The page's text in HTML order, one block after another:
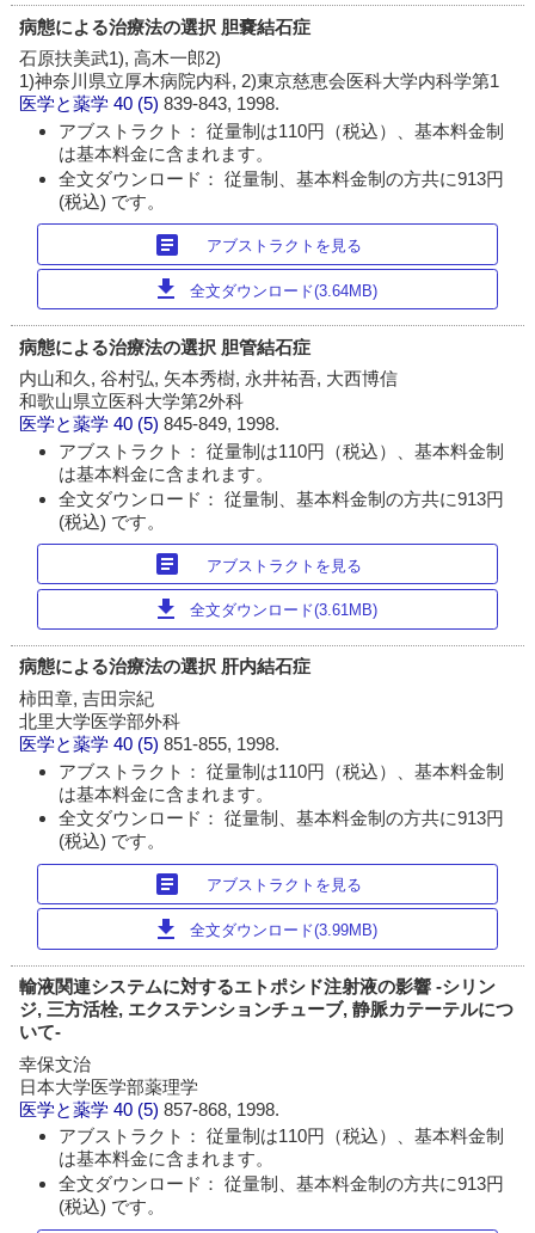
病態による治療法の選択 胆嚢結石症
石原扶美武1), 高木一郎2)
1)神奈川県立厚木病院内科, 2)東京慈恵会医科大学内科学第1
医学と薬学 40 (5)839-843, 1998.
アブストラクト： 従量制は110円（税込）、基本料金制
は基本料金に含まれます。
全文ダウンロード： 従量制、基本料金制の方共に913円
(税込) です。
article アブストラクトを見る
download 全文ダウンロード(3.64MB)
病態による治療法の選択 胆管結石症
内山和久, 谷村弘, 矢本秀樹, 永井祐吾, 大西博信
和歌山県立医科大学第2外科
医学と薬学 40 (5)845-849, 1998.
アブストラクト： 従量制は110円（税込）、基本料金制
は基本料金に含まれます。
全文ダウンロード： 従量制、基本料金制の方共に913円
(税込) です。
article アブストラクトを見る
download 全文ダウンロード(3.61MB)
病態による治療法の選択 肝内結石症
柿田章, 吉田宗紀
北里大学医学部外科
医学と薬学 40 (5)851-855, 1998.
アブストラクト： 従量制は110円（税込）、基本料金制
は基本料金に含まれます。
全文ダウンロード： 従量制、基本料金制の方共に913円
(税込) です。
article アブストラクトを見る
download 全文ダウンロード(3.99MB)
輸液関連システムに対するエトポシド注射液の影響 -シリン
ジ, 三方活栓, エクステンションチューブ, 静脈カテーテルにつ
いて-
幸保文治
日本大学医学部薬理学
医学と薬学 40 (5)857-868, 1998.
アブストラクト： 従量制は110円（税込）、基本料金制
は基本料金に含まれます。
全文ダウンロード： 従量制、基本料金制の方共に913円
(税込) です。